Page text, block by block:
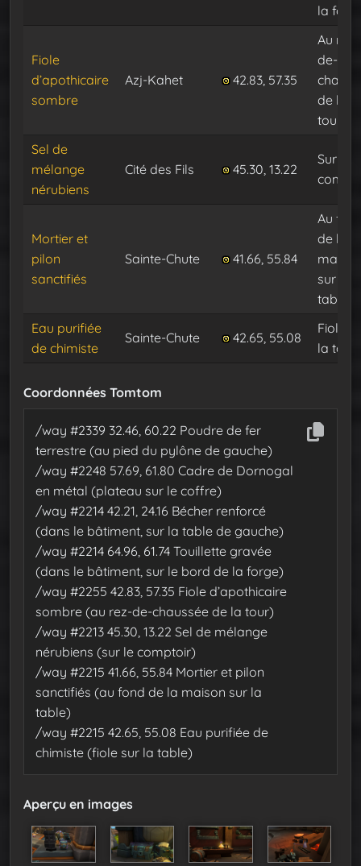
la
Fiole
d’apothicaire
sombre
Azj-Kahet 42.83, 57.35
Au rez-
de-
de la
tour
Sel de
mélange
nérubiens
Cité des Fils 45.30, 13.22
Sur le
Mortier et
pilon
sanctifiés
Sainte-Chute 41.66, 55.84
Au
de la
maison
sur la
table
Eau purifiée
de chimiste
Sainte-Chute 42.65, 55.08
Fiole
la
Coordonnées Tomtom
/way #2339 32.46, 60.22 Poudre de fer
terrestre (au pied du pylône de gauche)
/way #2248 57.69, 61.80 Cadre de Dornogal
en métal (plateau sur le coffre)
/way #2214 42.21, 24.16 Bécher renforcé
(dans le bâtiment, sur la table de gauche)
/way #2214 64.96, 61.74 Touillette gravée
(dans le bâtiment, sur le bord de la forge)
/way #2255 42.83, 57.35 Fiole d’apothicaire
sombre (au rez-de-chaussée de la tour)
/way #2213 45.30, 13.22 Sel de mélange
nérubiens (sur le comptoir)
/way #2215 41.66, 55.84 Mortier et pilon
sanctifiés (au fond de la maison sur la
table)
/way #2215 42.65, 55.08 Eau purifiée de
chimiste (fiole sur la table)
Aperçu en images